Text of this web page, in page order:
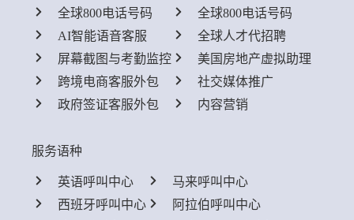
全球800电话号码
AI智能语音客服
屏幕截图与考勤监控
跨境电商客服外包
政府签证客服外包
全球800电话号码
全球人才代招聘
美国房地产虚拟助理
社交媒体推广
内容营销
服务语种
英语呼叫中心
西班牙呼叫中心
马来呼叫中心
阿拉伯呼叫中心